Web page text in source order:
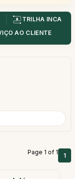
TRILHA INCA
AO CLIENTE
Page 1 of 1 1